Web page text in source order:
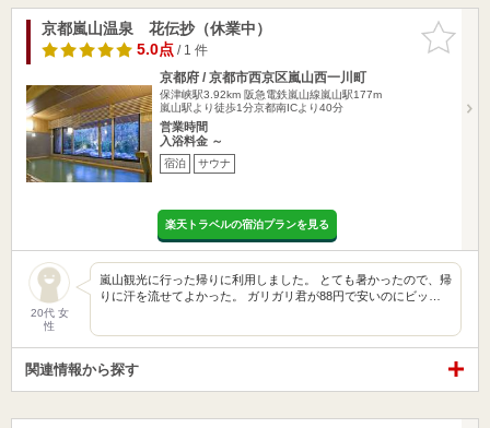
お気に入
りに追加
京都嵐山温泉 花伝抄（休業中）
5.0点/ 1 件
京都府 / 京都市西京区嵐山西一川町
保津峡駅3.92km 阪急電鉄嵐山線嵐山駅177m
嵐山駅より徒歩1分京都南ICより40分
営業時間
入浴料金 ～
宿泊 サウナ
楽天トラベルの宿泊プランを見る
20代 女
性
嵐山観光に行った帰りに利用しました。 とても暑かったので、帰
りに汗を流せてよかった。 ガリガリ君が88円で安いのにビッ…
関連情報から探す